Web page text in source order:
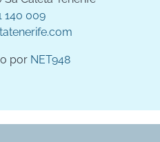
140 009
por NET948